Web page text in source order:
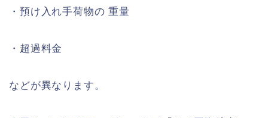
・預け入れ手荷物の 重量
・超過料金
などが異なります。